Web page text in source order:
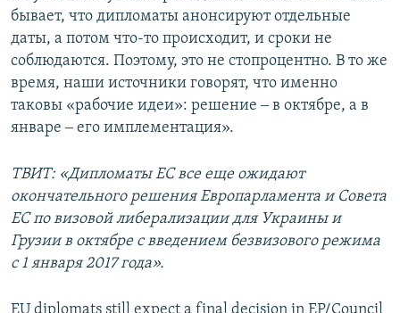
бывает, что дипломаты анонсируют отдельные
даты, а потом что-то происходит, и сроки не
соблюдаются. Поэтому, это не стопроцентно. В то же
время, наши источники говорят, что именно
таковы «рабочие идеи»: решение ‒ в октябре, а в
январе ‒ его имплементация».
ТВИТ: «Дипломаты ЕС все еще ожидают
окончательного решения Европарламента и Совета
ЕС по визовой либерализации для Украины и
Грузии в октябре с введением безвизового режима
с 1 января 2017 года».